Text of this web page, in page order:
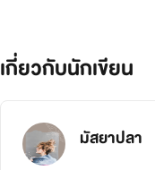
เกี่ยวกับนักเขียน
มัสยาปลา